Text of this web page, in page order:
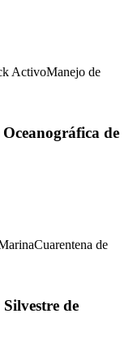
ActivoManejo de
de
Cuarentena de
de